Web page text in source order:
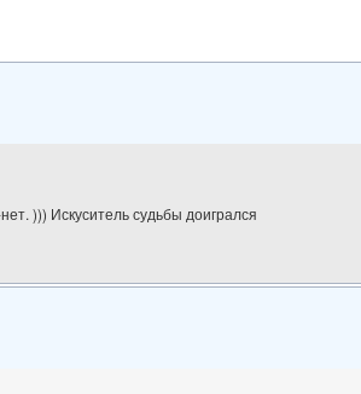
))) Искуситель судьбы доигрался